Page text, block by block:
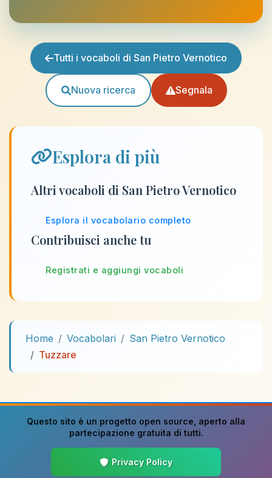
Tutti i vocaboli di San Pietro Vernotico
Nuova ricerca Segnala
Esplora di più
Altri vocaboli di San Pietro Vernotico
Esplora il vocabolario completo
Contribuisci anche tu
Registrati e aggiungi vocaboli
Home Vocabolari
San Pietro Vernotico
Tuzzare
Questo sito è un progetto open source , aperto alla
partecipazione gratuita di tutti.
Privacy Policy